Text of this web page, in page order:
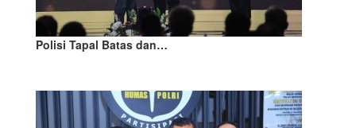
Polisi Tapal Batas dan…